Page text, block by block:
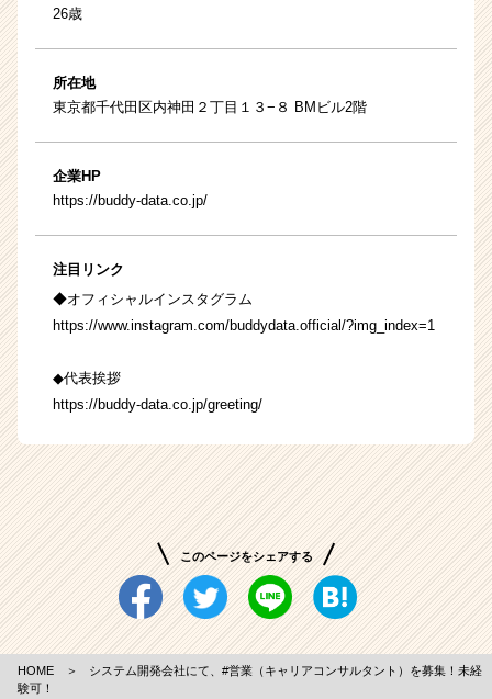
26歳
所在地
東京都千代田区内神田２丁目１３−８ BMビル2階
企業HP
https://buddy-data.co.jp/
注目リンク
◆オフィシャルインスタグラム
https://www.instagram.com/buddydata.official/?img_index=1
◆代表挨拶
https://buddy-data.co.jp/greeting/
このページをシェアする
HOME ＞
システム開発会社にて、#営業（キャリアコンサルタント）を募集！未経
験可！